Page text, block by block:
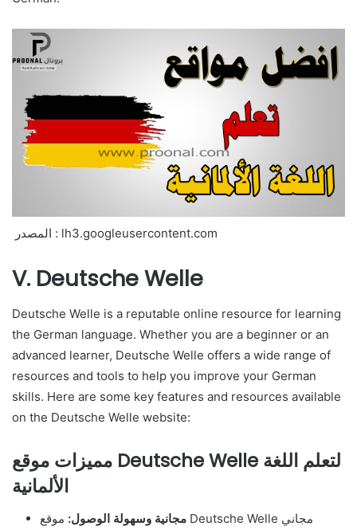
المصدر : lh3.googleusercontent.com
V. Deutsche Welle
Deutsche Welle is a reputable online resource for learning
the German language. Whether you are a beginner or an
advanced learner, Deutsche Welle offers a wide range of
resources and tools to help you improve your German
skills. Here are some key features and resources available
on the Deutsche Welle website:
مميزات موقع Deutsche Welle لتعلم اللغة
الألمانية
مجانية وسهولة الوصول: موقع Deutsche Welle مجاني